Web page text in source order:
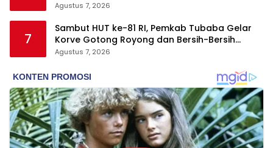
Agustus 7, 2026
7
Sambut HUT ke-81 RI, Pemkab Tubaba Gelar
Korve Gotong Royong dan Bersih-Bersih
Serentak
Agustus 7, 2026